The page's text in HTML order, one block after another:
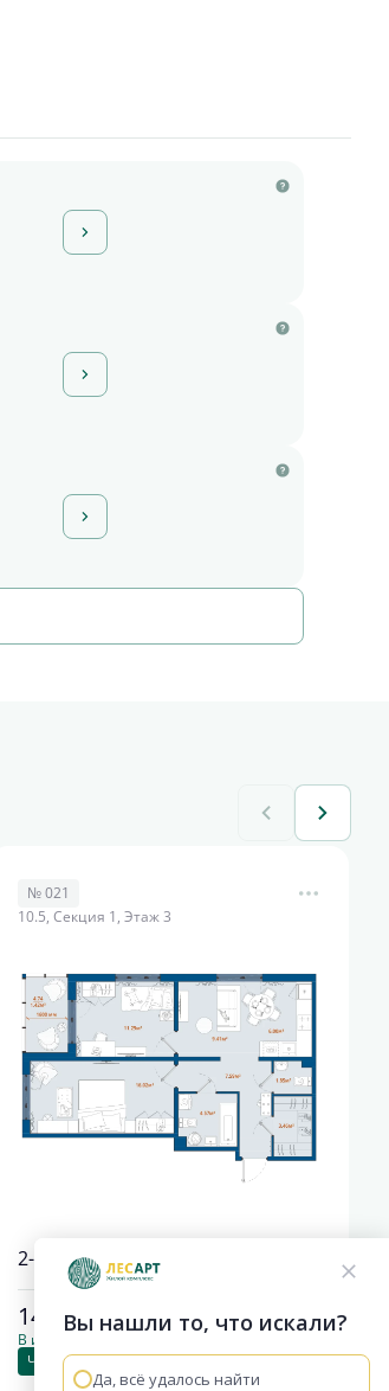
№ 021
10.5, Секция 1, Этаж 3
2-комнатная
14 540 391руб.
В ипотеку от 68 167 руб./мес.
Чистовая отделка
+2
Вы нашли то, что искали?
Да, всё удалось найти